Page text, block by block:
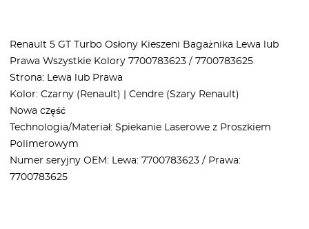
Renault 5 GT Turbo Osłony Kieszeni Bagażnika Lewa lub
Prawa Wszystkie Kolory 7700783623 / 7700783625
Strona: Lewa lub Prawa
Kolor: Czarny (Renault) | Cendre (Szary Renault)
Nowa część
Technologia/Materiał: Spiekanie Laserowe z Proszkiem
Polimerowym
Numer seryjny OEM: Lewa: 7700783623 / Prawa:
7700783625